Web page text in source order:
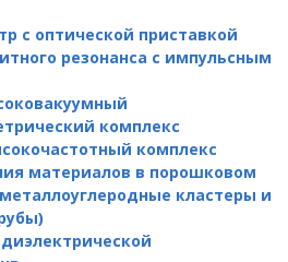
с оптической приставкой
резонанса с импульсным
комплекс
комплекс
материалов в порошковом
кластеры и